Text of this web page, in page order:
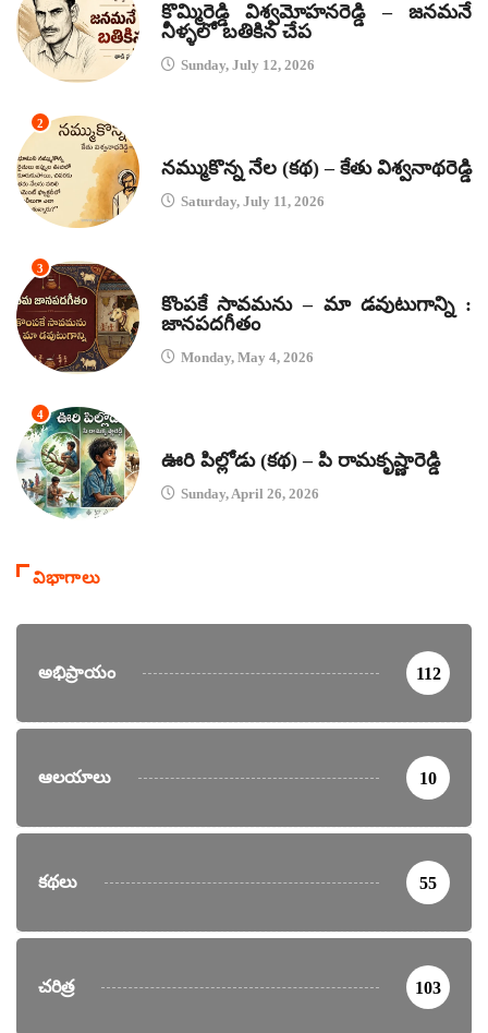
కొమ్మిరెడ్డి విశ్వమోహనరెడ్డి – జనమనే
నీళ్ళలో బతికిన చేప
Sunday, July 12, 2026
2
నమ్ముకొన్న నేల (కథ) – కేతు విశ్వనాథరెడ్డి
Saturday, July 11, 2026
3
కొంపకే సావమను – మా డవుటుగాన్ని :
జానపదగీతం
Monday, May 4, 2026
4
ఊరి పిల్లోడు (కథ) – పి రామకృష్ణారెడ్డి
Sunday, April 26, 2026
విభాగాలు
అభిప్రాయం 112
ఆలయాలు 10
కథలు 55
చరిత్ర 103